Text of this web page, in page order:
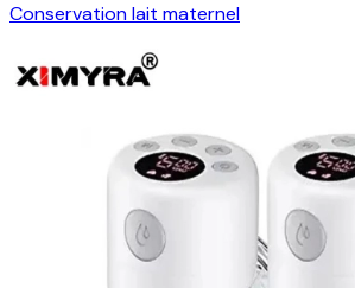
Conservation lait maternel